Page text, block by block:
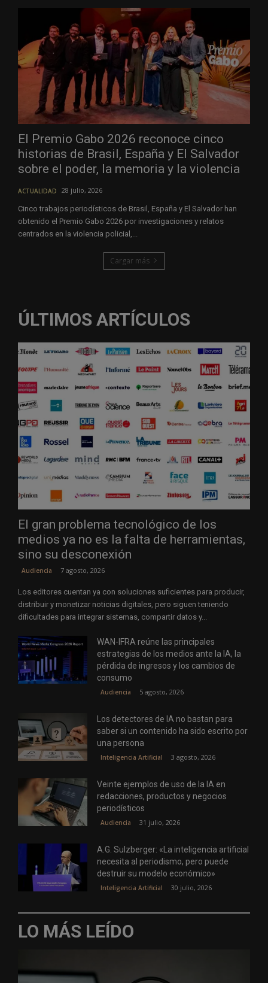
El Premio Gabo 2026 reconoce cinco
historias de Brasil, España y El Salvador
sobre el poder, la memoria y la violencia
ACTUALIDAD 28 julio, 2026
Cinco trabajos periodísticos de Brasil, España y El Salvador han
obtenido el Premio Gabo 2026 por investigaciones y relatos
centrados en la violencia policial,...
Cargar más
ÚLTIMOS ARTÍCULOS
El gran problema tecnológico de los
medios ya no es la falta de herramientas,
sino su desconexión
Audiencia 7 agosto, 2026
Los editores cuentan ya con soluciones suficientes para producir,
distribuir y monetizar noticias digitales, pero siguen teniendo
dificultades para integrar sistemas, compartir datos y...
WAN-IFRA reúne las principales
estrategias de los medios ante la IA, la
pérdida de ingresos y los cambios de
consumo
Audiencia 5 agosto, 2026
Los detectores de IA no bastan para
saber si un contenido ha sido escrito por
una persona
Inteligencia Artificial 3 agosto, 2026
Veinte ejemplos de uso de la IA en
redacciones, productos y negocios
periodísticos
Audiencia 31 julio, 2026
A.G. Sulzberger: «La inteligencia artificial
necesita al periodismo, pero puede
destruir su modelo económico»
Inteligencia Artificial 30 julio, 2026
LO MÁS LEÍDO